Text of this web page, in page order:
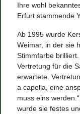
Ihre wohl
Erfurt stammende
Ab 1995 wurde
Weimar, in der sie
Stimmfarbe
Vertretung für die
erwartete.
a capella, eine
muss eins
wurde sie festes